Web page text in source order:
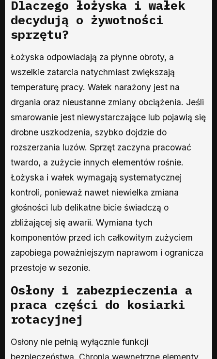
Dlaczego łożyska i wałek
decydują o żywotności
sprzętu?
Łożyska odpowiadają za płynne obroty, a
wszelkie zatarcia natychmiast zwiększają
temperaturę pracy. Wałek narażony jest na
drgania oraz nieustanne zmiany obciążenia. Jeśli
smarowanie jest niewystarczające lub pojawią się
drobne uszkodzenia, szybko dojdzie do
rozszerzania luzów. Sprzęt zaczyna pracować
twardo, a zużycie innych elementów rośnie.
Łożyska i wałek wymagają systematycznej
kontroli, ponieważ nawet niewielka zmiana
głośności lub delikatne bicie świadczą o
zbliżającej się awarii. Wymiana tych
komponentów przed ich całkowitym zużyciem
zapobiega poważniejszym naprawom i ogranicza
przestoje w sezonie.
Osłony i zabezpieczenia a
praca części do kosiarki
rotacyjnej
Osłony nie pełnią wyłącznie funkcji
bezpieczeństwa. Chronią wewnętrzne elementy